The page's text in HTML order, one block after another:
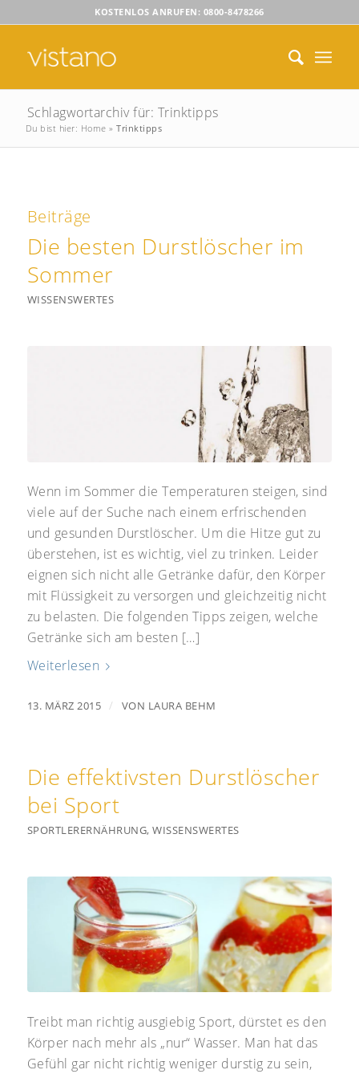
KOSTENLOS ANRUFEN: 0800-8478266
Schlagwortarchiv für: Trinktipps
Du bist hier: Home »Trinktipps
Beiträge
Die besten Durstlöscher im
Sommer
WISSENSWERTES
Wenn im Sommer die Temperaturen steigen, sind
viele auf der Suche nach einem erfrischenden
und gesunden Durstlöscher. Um die Hitze gut zu
überstehen, ist es wichtig, viel zu trinken. Leider
eignen sich nicht alle Getränke dafür, den Körper
mit Flüssigkeit zu versorgen und gleichzeitig nicht
zu belasten. Die folgenden Tipps zeigen, welche
Getränke sich am besten […]
Weiterlesen
13. MÄRZ 2015 / VON LAURA BEHM
Die effektivsten Durstlöscher
bei Sport
SPORTLERERNÄHRUNG,WISSENSWERTES
Treibt man richtig ausgiebig Sport, dürstet es den
Körper nach mehr als „nur“ Wasser. Man hat das
Gefühl gar nicht richtig weniger durstig zu sein,